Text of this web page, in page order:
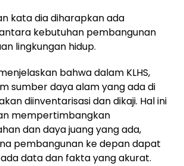
kata dia diharapkan ada
kebutuhan pembangunan
lingkungan hidup.
bahwa dalam KLHS,
sumber daya alam yang ada di
diinventarisasi dan dikaji. Hal ini
mempertimbangkan
dan daya juang yang ada,
pembangunan ke depan dapat
data dan fakta yang akurat.